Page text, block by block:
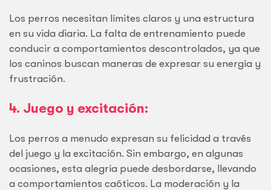
Los perros necesitan límites claros y una estructura
en su vida diaria. La falta de entrenamiento puede
conducir a comportamientos descontrolados, ya que
los caninos buscan maneras de expresar su energía y
frustración.
4. Juego y excitación:
Los perros a menudo expresan su felicidad a través
del juego y la excitación. Sin embargo, en algunas
ocasiones, esta alegría puede desbordarse, llevando
a comportamientos caóticos. La moderación y la